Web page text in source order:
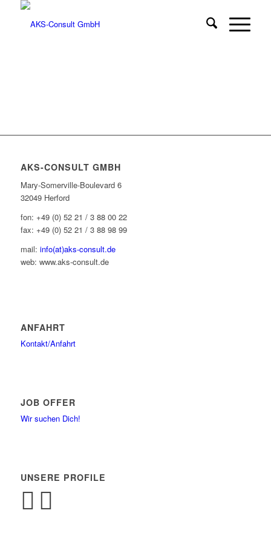
AKS-CONSULT GMBH
Mary-Somerville-Boulevard 6
32049 Herford
fon: +49 (0) 52 21 / 3 88 00 22
fax: +49 (0) 52 21 / 3 88 98 99
mail: info(at)aks-consult.de
web: www.aks-consult.de
ANFAHRT
Kontakt/Anfahrt
JOB OFFER
Wir suchen Dich!
UNSERE PROFILE